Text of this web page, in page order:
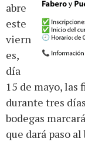
abre
este
viern
es,
día
15 de mayo, las
durante tres
bodegas
que dará paso